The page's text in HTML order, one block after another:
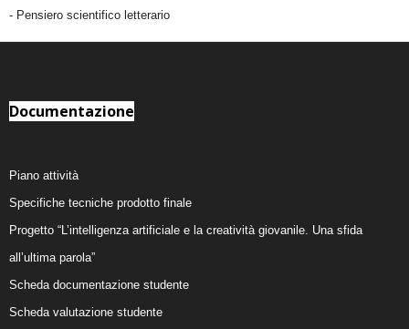
- Pensiero scientifico letterario
Documentazione
Piano attività
Specifiche tecniche prodotto finale
Progetto “L’intelligenza artificiale e la creatività giovanile. Una sfida
all’ultima parola”
Scheda documentazione studente
Scheda valutazione studente